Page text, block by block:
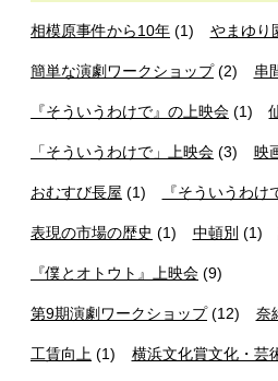
相模原事件から10年 (1) やまゆり
簡単な演劇ワークショップ(2) 串
『そういうわけで』の上映会 (1)
「そういうわけで」上映会 (3) 映
おむすび長屋 (1) 『そういうわけ
表現の市場の歴史 (1) 中頓別 (1)
『僕とオトウト』上映会 (9)
第9期演劇ワークショップ(12) 奈
工賃向上 (1) 横浜文化賞文化・芸